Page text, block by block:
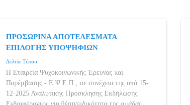
ΠΡΟΣΩΡΙΝΑ ΑΠΟΤΕΛΕΣΜΑΤΑ
ΕΠΙΛΟΓΗΣ ΥΠΟΨΗΦΙΩΝ
Δελτία Τύπου
Η Εταιρεία Ψυχοκοινωνικής Έρευνας και
Παρέμβασης - Ε.Ψ.Ε.Π., σε συνέχεια της από 15-
12-2025 Αναλυτικής Πρόσκλησης Εκδήλωσης